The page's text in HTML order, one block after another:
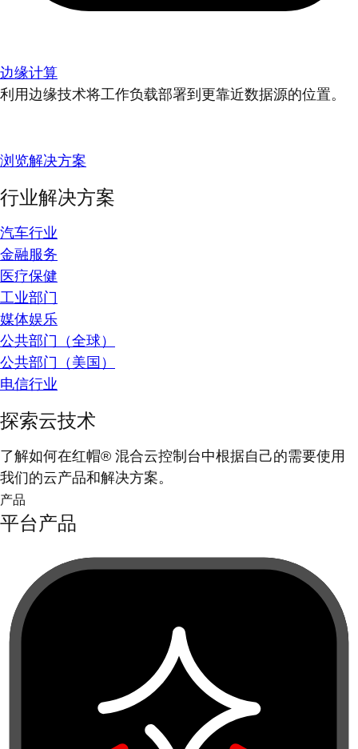
边缘计算
利用边缘技术将工作负载部署到更靠近数据源的位置。
浏览解决方案
行业解决方案
汽车行业
金融服务
医疗保健
工业部门
媒体娱乐
公共部门（全球）
公共部门（美国）
电信行业
探索云技术
了解如何在红帽® 混合云控制台中根据自己的需要使用
我们的云产品和解决方案。
产品
平台产品